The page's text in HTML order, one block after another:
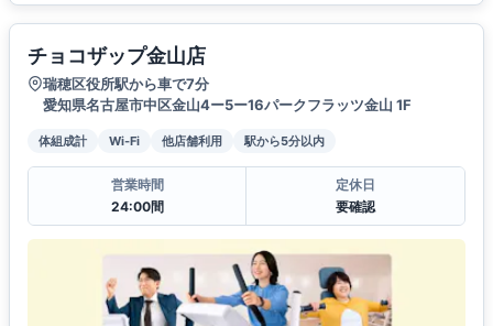
チョコザップ金山店
瑞穂区役所駅から車で7分
愛知県名古屋市中区金山4ー5ー16パークフラッツ金山 1F
体組成計 Wi-Fi 他店舗利用 駅から5分以内
営業時間
24:00間
定休日
要確認